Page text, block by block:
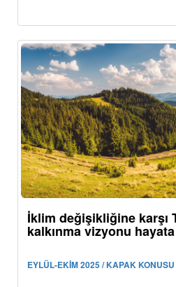
İklim değişikliğine karşı
kalkınma vizyonu
EYLÜL-EKİM 2025 / KAPAK KONUSU